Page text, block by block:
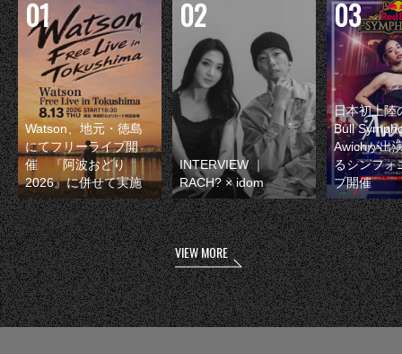
Watson、地元・徳島
にてフリーライブ開
催 『阿波おどり
2026』に併せて実施
INTERVIEW ｜
RACH? × idom
日本初上陸
Bull
Awichが出
るシンフォ
ブ開催
VIEW MORE